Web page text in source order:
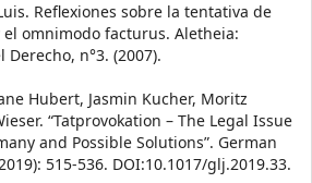
Reflexiones sobre la tentativa de
omnimodo facturus. Aletheia:
n°3. (2007).
Hubert, Jasmin Kucher, Moritz
“Tatprovokation – The Legal Issue
and Possible Solutions”. German
515-536. DOI:10.1017/glj.2019.33.